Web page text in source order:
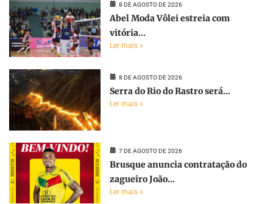
8 DE AGOSTO DE 2026
Abel Moda Vôlei estreia com
vitória...
Ler mais »
8 DE AGOSTO DE 2026
Serra do Rio do Rastro será...
Ler mais »
7 DE AGOSTO DE 2026
Brusque anuncia contratação do
zagueiro João...
Ler mais »